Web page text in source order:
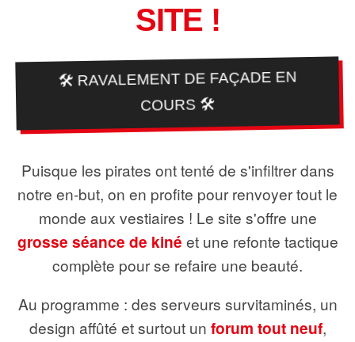
SITE !
🛠️ RAVALEMENT DE FAÇADE EN
COURS 🛠️
Puisque les pirates ont tenté de s'infiltrer dans
notre en-but, on en profite pour renvoyer tout le
monde aux vestiaires ! Le site s'offre une
grosse séance de kiné et une refonte tactique
complète pour se refaire une beauté.
Au programme : des serveurs survitaminés, un
design affûté et surtout un forum tout neuf,